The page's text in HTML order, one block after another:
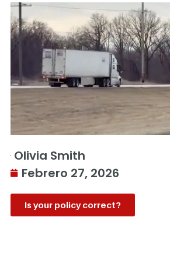
Olivia Smith
Febrero 27, 2026
Is your policy correct?